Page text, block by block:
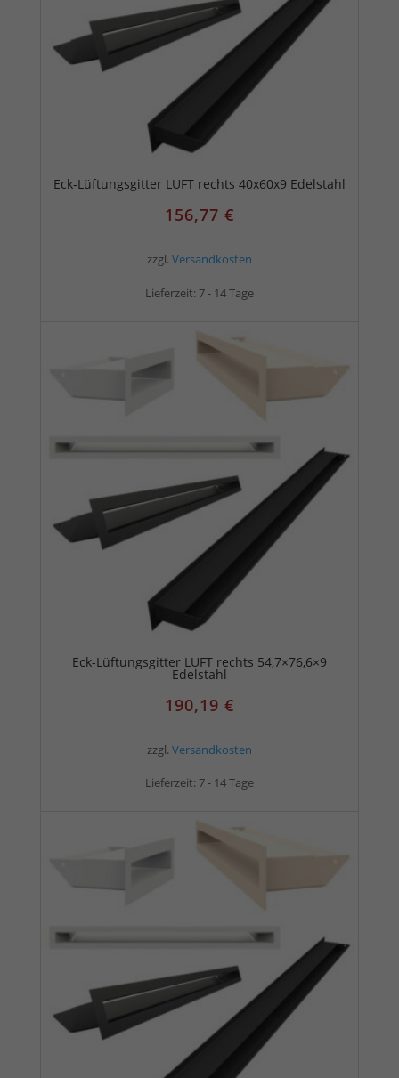
Eck-Lüftungsgitter LUFT rechts 40x60x9 Edelstahl
156,77 €
zzgl. Versandkosten
Lieferzeit: 7 - 14 Tage
Eck-Lüftungsgitter LUFT rechts 54,7×76,6×9
Edelstahl
190,19 €
zzgl. Versandkosten
Lieferzeit: 7 - 14 Tage